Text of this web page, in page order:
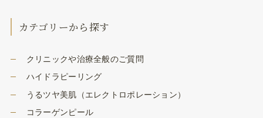
カテゴリーから探す
クリニックや治療全般のご質問
ハイドラピーリング
うるツヤ美肌（エレクトロポレーション）
コラーゲンピール